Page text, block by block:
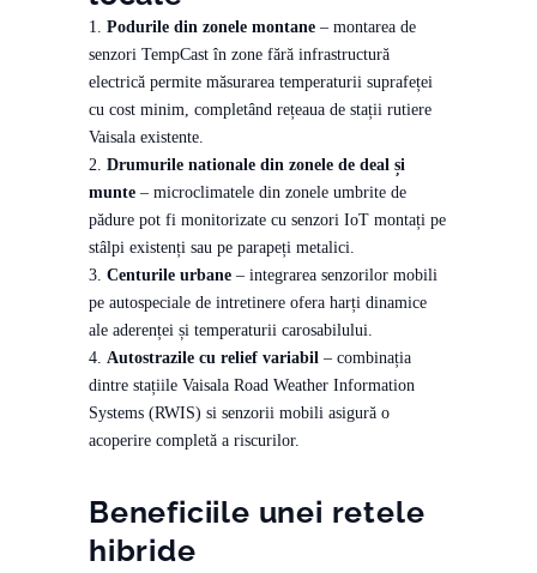
Podurile din zonele montane – montarea de
senzori TempCast în zone fără infrastructură
electrică permite măsurarea temperaturii suprafeței
cu cost minim, completând rețeaua de stații rutiere
Vaisala existente.
Drumurile nationale din zonele de deal și
munte – microclimatele din zonele umbrite de
pădure pot fi monitorizate cu senzori IoT montați pe
stâlpi existenți sau pe parapeți metalici.
Centurile urbane – integrarea senzorilor mobili
pe autospeciale de intretinere ofera harți dinamice
ale aderenței și temperaturii carosabilului.
Autostrazile cu relief variabil – combinația
dintre stațiile Vaisala Road Weather Information
Systems (RWIS) si senzorii mobili asigură o
acoperire completă a riscurilor.
Beneficiile unei retele
hibride